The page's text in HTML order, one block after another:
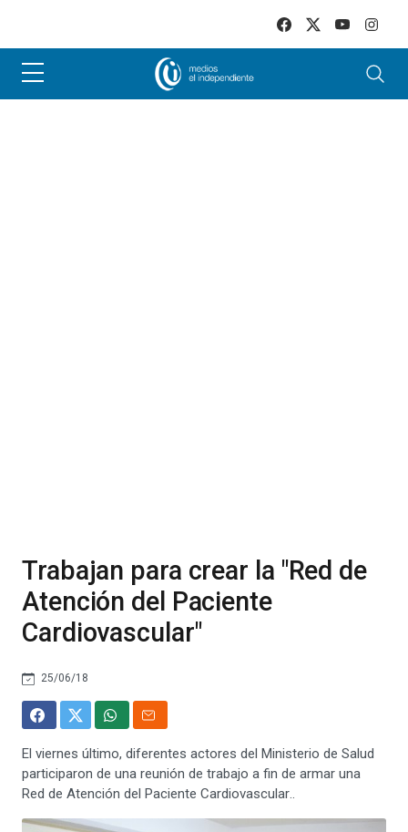
Trabajan para crear la "Red de
Atención del Paciente
Cardiovascular"
25/06/18
El viernes último, diferentes actores del Ministerio de Salud
participaron de una reunión de trabajo a fin de armar una
Red de Atención del Paciente Cardiovascular..